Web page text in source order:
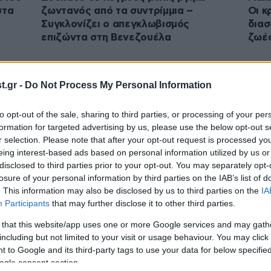
- Do Not Process My Personal Information
opt-out of the sale, sharing to third parties, or processing of your
for targeted advertising by us, please use the below opt-out
selection. Please note that after your opt-out request is processed
interest-based ads based on personal information utilized by us
to third parties prior to your opt-out. You may separately
of your personal information by third parties on the IAB’s list of
This information may also be disclosed by us to third parties on the
Participants that may further disclose it to other third parties.
that this website/app uses one or more Google services and may
but not limited to your visit or usage behaviour. You may
to Google and its third-party tags to use your data for below
consent section.
ζωντανός από τα συντρίμμια –
Συγκλονίζει ο απεγκλωβισμός
επιζώντα στη Βενεζουέλα
Οι
27·06·2026 07:35
Σεισμοί στη Βενεζουέλα: Πάνω από
900 νεκροί, χιλιάδες τραυματίες και
αγωνία για τους αγνοούμενους